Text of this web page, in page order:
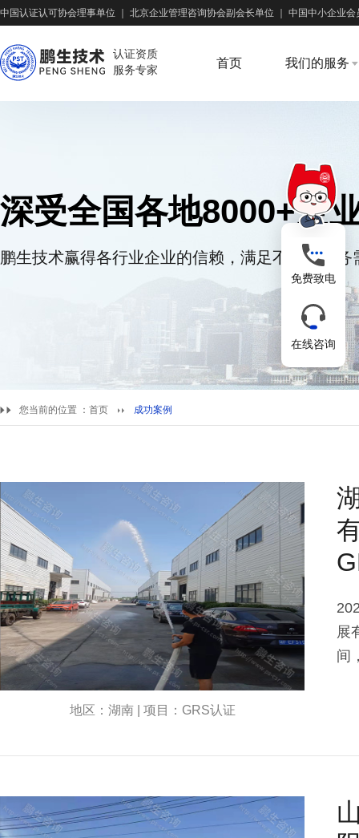
中国认证认可协会理事单位 北京企业管理咨询协会副会长单位 中国中小企业会
认证资质
服务专家
首页 我们的服务
深受全国各地8000+企
鹏生技术赢得各行业企业的信赖，满足不同的业务
您当前的位置 ： 首页 成功案例
展
间
地区：湖南 | 项目：GRS认证
免费致电
在线咨询